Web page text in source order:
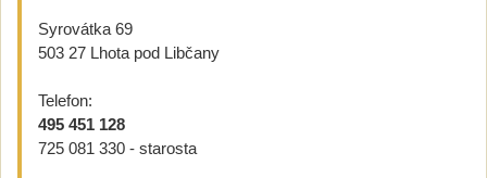
Syrovátka 69
503 27 Lhota pod Libčany
Telefon:
495 451 128
725 081 330 - starosta